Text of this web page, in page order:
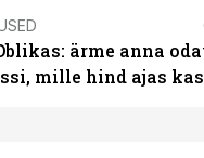
ärme anna
mille hind ajas